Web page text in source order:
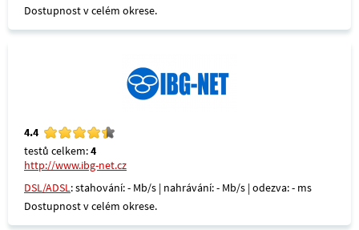
Dostupnost v celém okrese.
4.4
testů celkem:4
http://www.ibg-net.cz
DSL/ADSL: stahování: - Mb/s | nahrávání: - Mb/s | odezva: - ms
Dostupnost v celém okrese.